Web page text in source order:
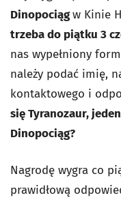
Dinopociągw Kinie
trzeba do piątku 3
nas wypełniony
należy podać imię,
kontaktowego i
się Tyranozaur,
Dinopociąg?
Nagrodę wygra co
prawidłową